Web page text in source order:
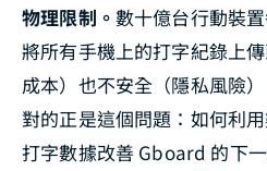
物理限制。 數十億台行動裝
將所有手機上的打字紀錄上
成本）也不安全（隱私風險
對的正是這個問題：如何利
打字數據改善 Gboard 的下